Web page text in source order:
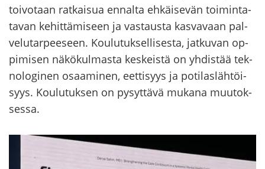
toi­vo­taan rat­kai­sua en­nal­ta eh­käi­se­vän toi­min­ta­
ta­van ke­hit­tä­mi­seen ja vas­taus­ta kas­va­vaan pal­
ve­lu­tar­pee­seen. Kou­lu­tuk­sel­li­ses­ta, jat­ku­van op­
pi­mi­sen nä­kö­kul­mas­ta kes­keis­tä on yh­dis­tää tek­
no­lo­gi­nen osaa­mi­nen, eet­ti­syys ja po­ti­las­läh­töi­
syys. Kou­lu­tuk­sen on py­syt­tä­vä mu­ka­na muu­tok­
ses­sa.